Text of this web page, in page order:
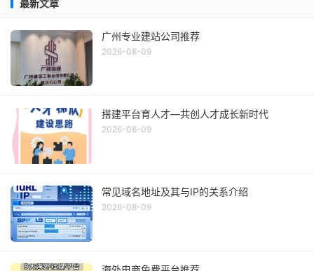
最新文章
广州专业建站公司推荐
2026-08-09
搭建平台育人才—共创人才成长新时代
2026-08-09
常见域名地址及其与IP的关系介绍
2026-08-09